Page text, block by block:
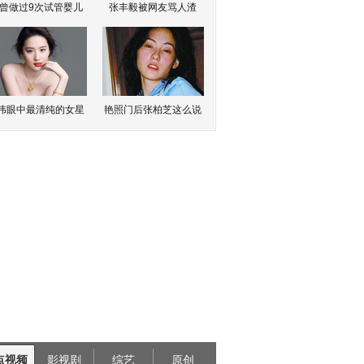
做过9次试管婴儿 张丰毅被网友骂人渣
眼中最清纯的女星 艳照门后张柏芝这么说
视频 影视剧 综艺 原创